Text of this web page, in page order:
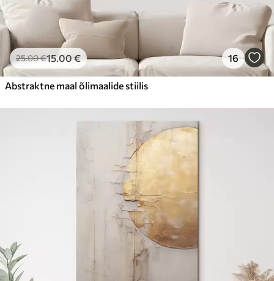
25.00€15.00€ 16
Abstraktne maal õlimaalide stiilis